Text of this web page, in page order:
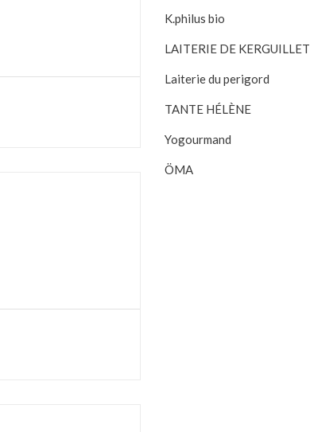
K.philus bio
LAITERIE DE KERGUILLET
Laiterie du perigord
TANTE HÉLÈNE
Yogourmand
ÖMA